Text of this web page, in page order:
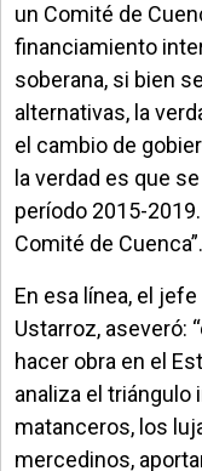
un Comité de
financiamiento
soberana, si bien
alternativas, la
el cambio de
la verdad es que
período 2015-
Comité de Cuenca”.
En esa línea, el
Ustarroz, aseveró:
hacer obra en el
analiza el triángulo
matanceros, los
mercedinos,